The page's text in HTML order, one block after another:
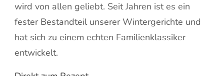
wird von allen geliebt. Seit Jahren ist es ein
fester Bestandteil unserer Wintergerichte und
hat sich zu einem echten Familienklassiker
entwickelt.